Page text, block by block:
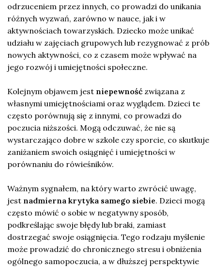
odrzuceniem przez innych, co prowadzi do unikania
różnych wyzwań, zarówno w nauce, jak i w
aktywnościach towarzyskich. Dziecko może unikać
udziału w zajęciach grupowych lub rezygnować z prób
nowych aktywności, co z czasem może wpływać na
jego rozwój i umiejętności społeczne.
Kolejnym objawem jest niepewność związana z
własnymi umiejętnościami oraz wyglądem. Dzieci te
często porównują się z innymi, co prowadzi do
poczucia niższości. Mogą odczuwać, że nie są
wystarczająco dobre w szkole czy sporcie, co skutkuje
zaniżaniem swoich osiągnięć i umiejętności w
porównaniu do rówieśników.
Ważnym sygnałem, na który warto zwrócić uwagę,
jest nadmierna krytyka samego siebie. Dzieci mogą
często mówić o sobie w negatywny sposób,
podkreślając swoje błędy lub braki, zamiast
dostrzegać swoje osiągnięcia. Tego rodzaju myślenie
może prowadzić do chronicznego stresu i obniżenia
ogólnego samopoczucia, a w dłuższej perspektywie